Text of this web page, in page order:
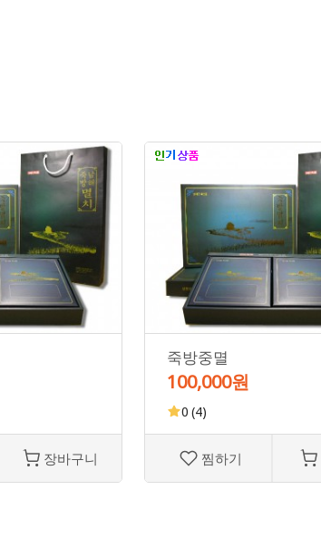
장바구니
죽방중멸
100,000원
0 (4)
찜하기